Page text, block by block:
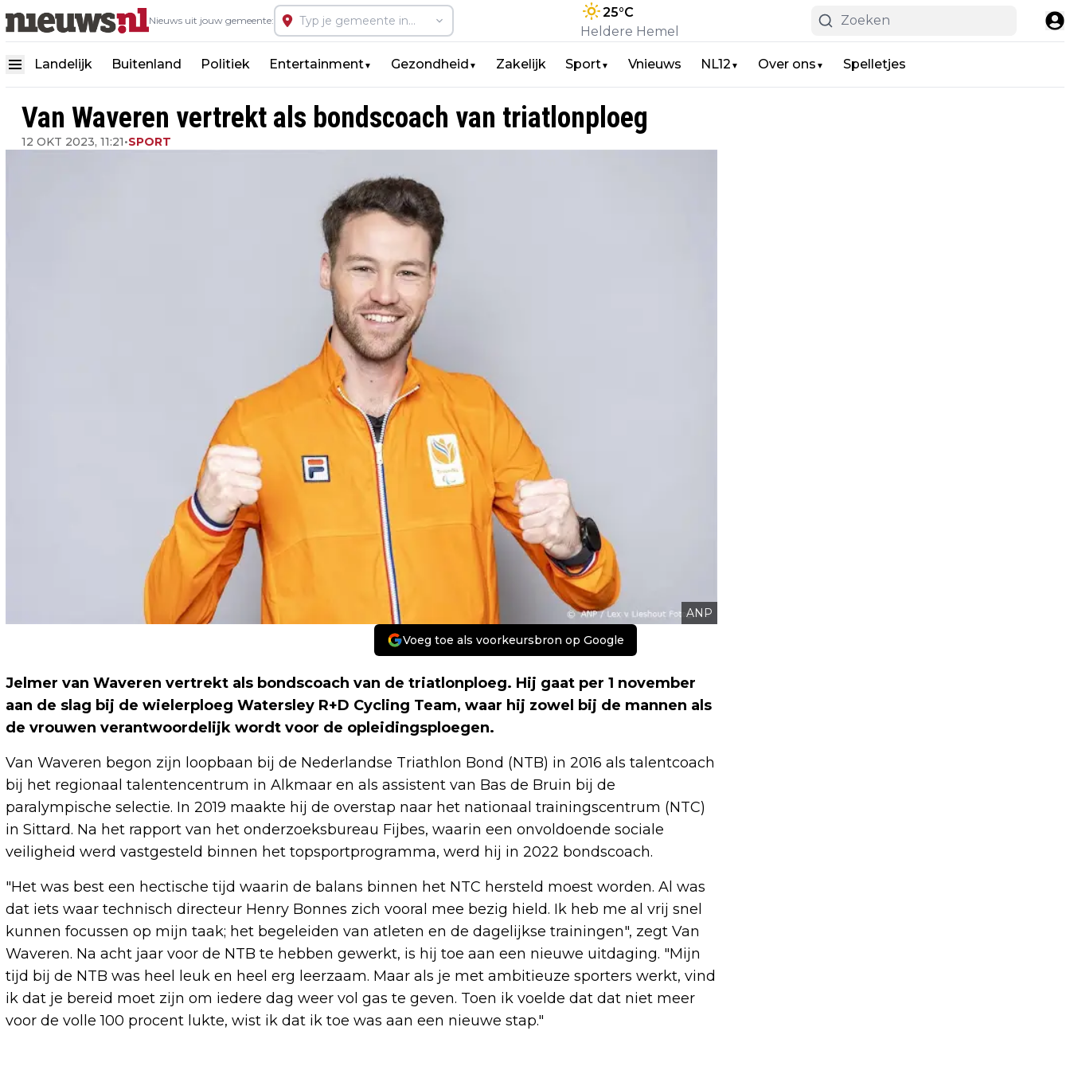
Nieuws uit jouw gemeente:
25°C
Heldere Hemel
Landelijk Buitenland Politiek Entertainment▼ Gezondheid ▼ Zakelijk Sport▼ Vnieuws NL12 ▼ Over ons ▼ Spelletjes
Van Waveren vertrekt als bondscoach van triatlonploeg
12 OKT 2023, 11:21•SPORT
ANP
Voeg toe als voorkeursbron op Google
Jelmer van Waveren vertrekt als bondscoach van de triatlonploeg. Hij gaat per 1 november
aan de slag bij de wielerploeg Watersley R+D Cycling Team, waar hij zowel bij de mannen als
de vrouwen verantwoordelijk wordt voor de opleidingsploegen.
Van Waveren begon zijn loopbaan bij de Nederlandse Triathlon Bond (NTB) in 2016 als talentcoach
bij het regionaal talentencentrum in Alkmaar en als assistent van Bas de Bruin bij de
paralympische selectie. In 2019 maakte hij de overstap naar het nationaal trainingscentrum (NTC)
in Sittard. Na het rapport van het onderzoeksbureau Fijbes, waarin een onvoldoende sociale
veiligheid werd vastgesteld binnen het topsportprogramma, werd hij in 2022 bondscoach.
"Het was best een hectische tijd waarin de balans binnen het NTC hersteld moest worden. Al was
dat iets waar technisch directeur Henry Bonnes zich vooral mee bezig hield. Ik heb me al vrij snel
kunnen focussen op mijn taak; het begeleiden van atleten en de dagelijkse trainingen", zegt Van
Waveren. Na acht jaar voor de NTB te hebben gewerkt, is hij toe aan een nieuwe uitdaging. "Mijn
tijd bij de NTB was heel leuk en heel erg leerzaam. Maar als je met ambitieuze sporters werkt, vind
ik dat je bereid moet zijn om iedere dag weer vol gas te geven. Toen ik voelde dat dat niet meer
voor de volle 100 procent lukte, wist ik dat ik toe was aan een nieuwe stap."